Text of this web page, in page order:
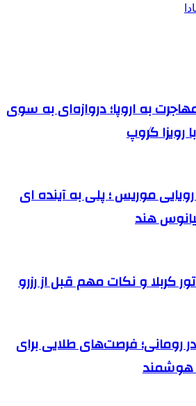
به اروپا؛ دروازه‌ای به سوی
رویزا گروپ
موریس ؛ پلی به آینده ‌ای
‌هند
کربلا و نکات مهم قبل از رزرو
رومانی؛ فرصت‌های طلایی برای